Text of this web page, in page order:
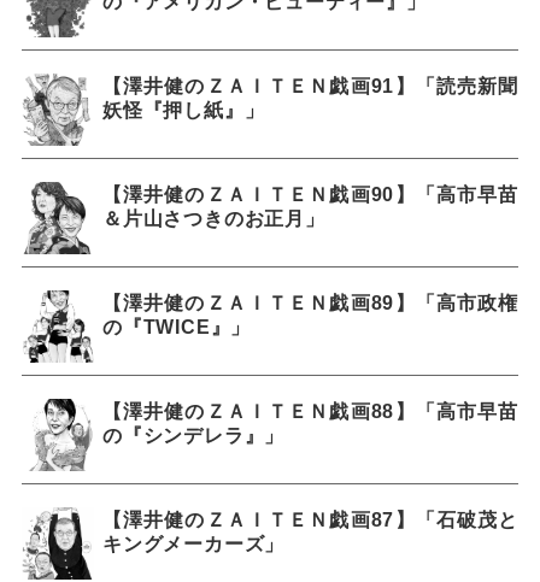
【澤井健のＺＡＩＴＥＮ戯画91】「読売新聞
妖怪『押し紙』」
【澤井健のＺＡＩＴＥＮ戯画90】「高市早苗
＆片山さつきのお正月」
【澤井健のＺＡＩＴＥＮ戯画89】「高市政権
の『TWICE』」
【澤井健のＺＡＩＴＥＮ戯画88】「高市早苗
の『シンデレラ』」
【澤井健のＺＡＩＴＥＮ戯画87】「石破茂と
キングメーカーズ」